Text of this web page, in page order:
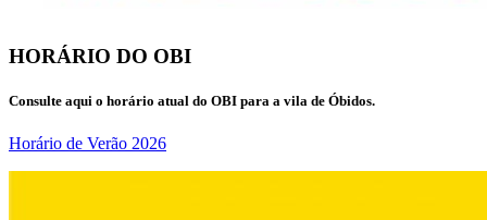
HORÁRIO DO OBI
Consulte aqui o horário atual do OBI para a vila de Óbidos.
Horário de Verão 2026